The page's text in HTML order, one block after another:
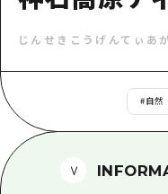
自然
弾丸
日帰り
半日
2泊3日
島根県
観光
広島県
事業者・学
じんせきこうげんてぃあ
#自然